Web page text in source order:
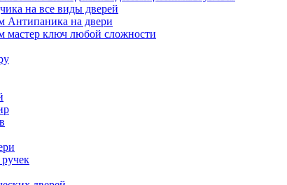
на все виды дверей
Антипаника на двери
мастер ключ любой сложности